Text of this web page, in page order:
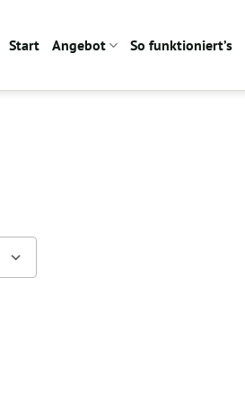
Start Angebot So funktioniert’s